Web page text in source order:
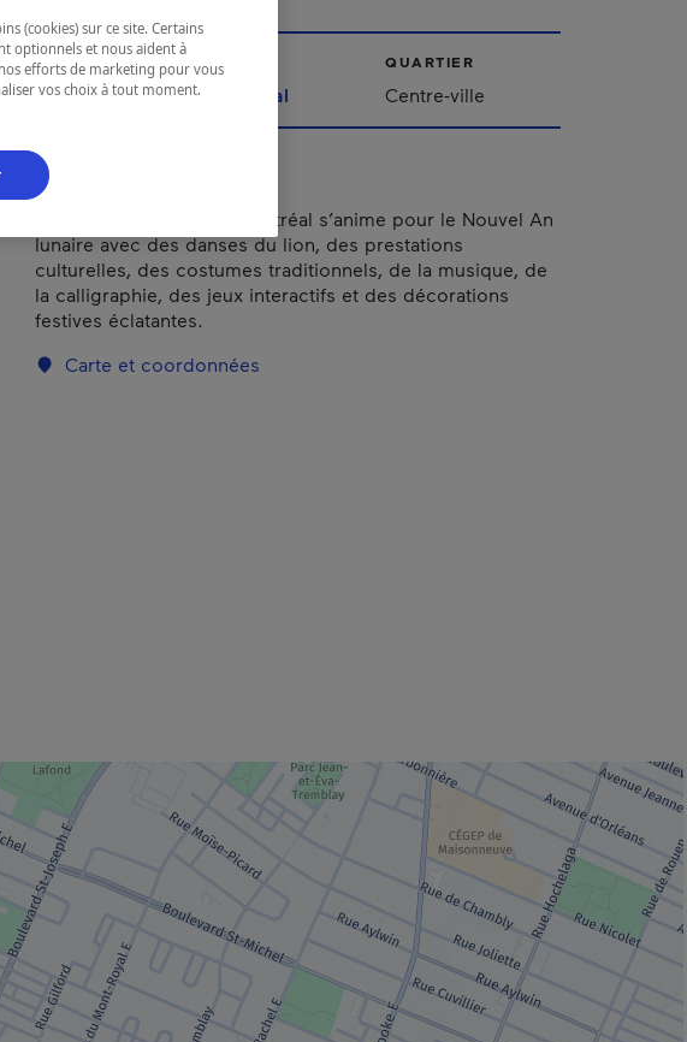
RÉGION
Montréal
VILLE
Montréal
QUARTIER
Centre-ville
Le quartier chinois de Montréal s’anime pour le Nouvel An
lunaire avec des danses du lion, des prestations
culturelles, des costumes traditionnels, de la musique, de
la calligraphie, des jeux interactifs et des décorations
festives éclatantes.
Carte et coordonnées
(cookies) sur ce site. Certains
optionnels et nous aident à
efforts de marketing pour vous
vos choix à tout moment.
une nouvelle fenêtre.